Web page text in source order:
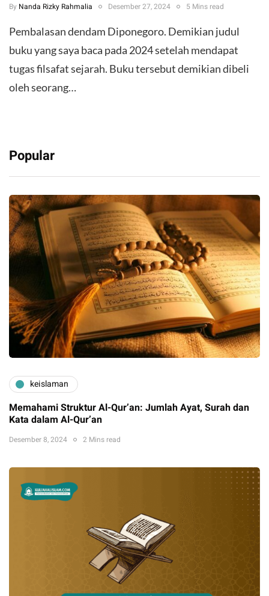
By Nanda Rizky Rahmalia Desember 27, 2024 5 Mins read
Pembalasan dendam Diponegoro. Demikian judul
buku yang saya baca pada 2024 setelah mendapat
tugas filsafat sejarah. Buku tersebut demikian dibeli
oleh seorang…
Popular
keislaman
Memahami Struktur Al-Qur’an: Jumlah Ayat, Surah dan
Kata dalam Al-Qur’an
Desember 8, 2024 2 Mins read